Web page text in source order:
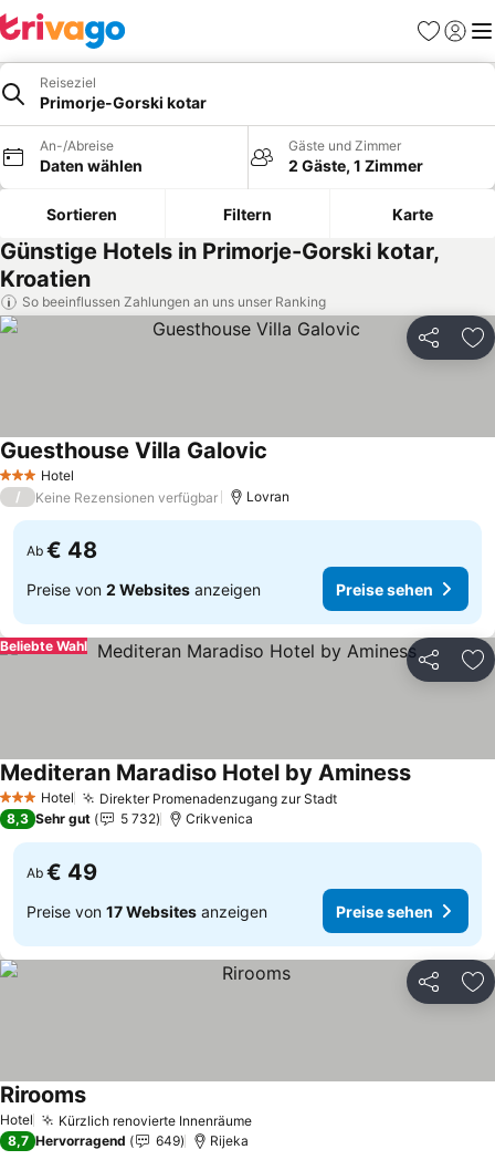
Favoriten
Reiseziel
Primorje-Gorski kotar
An-/Abreise
Daten wählen
Gäste und Zimmer
2 Gäste, 1 Zimmer
Sortieren Filtern Karte
Günstige Hotels in Primorje-Gorski kotar,
Kroatien
So beeinflussen Zahlungen an uns unser Ranking
Teilen
3 SterneHotel
Guesthouse Villa Galovic
/ Keine Rezensionen verfügbar Lovran
Ab € 48
Preise von 2 Websites anzeigen Preise sehen
Teilen
Beliebte Wahl
3 SterneHotel Direkter Promenadenzugang zur Stadt
Mediteran Maradiso Hotel by Aminess
8,3 Sehr gut 5 732 Crikvenica
Ab € 49
Preise von 17 Websites anzeigen Preise sehen
Teilen
Hotel Kürzlich renovierte Innenräume
Rirooms
8,7 Hervorragend 649 Rijeka